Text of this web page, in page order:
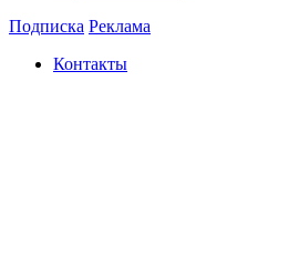
Подписка Реклама
Контакты